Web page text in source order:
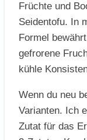
Früchte und
Seidentofu. In
Formel
gefrorene
kühle
Wenn du neu
Varianten. Ich
Zutat für das